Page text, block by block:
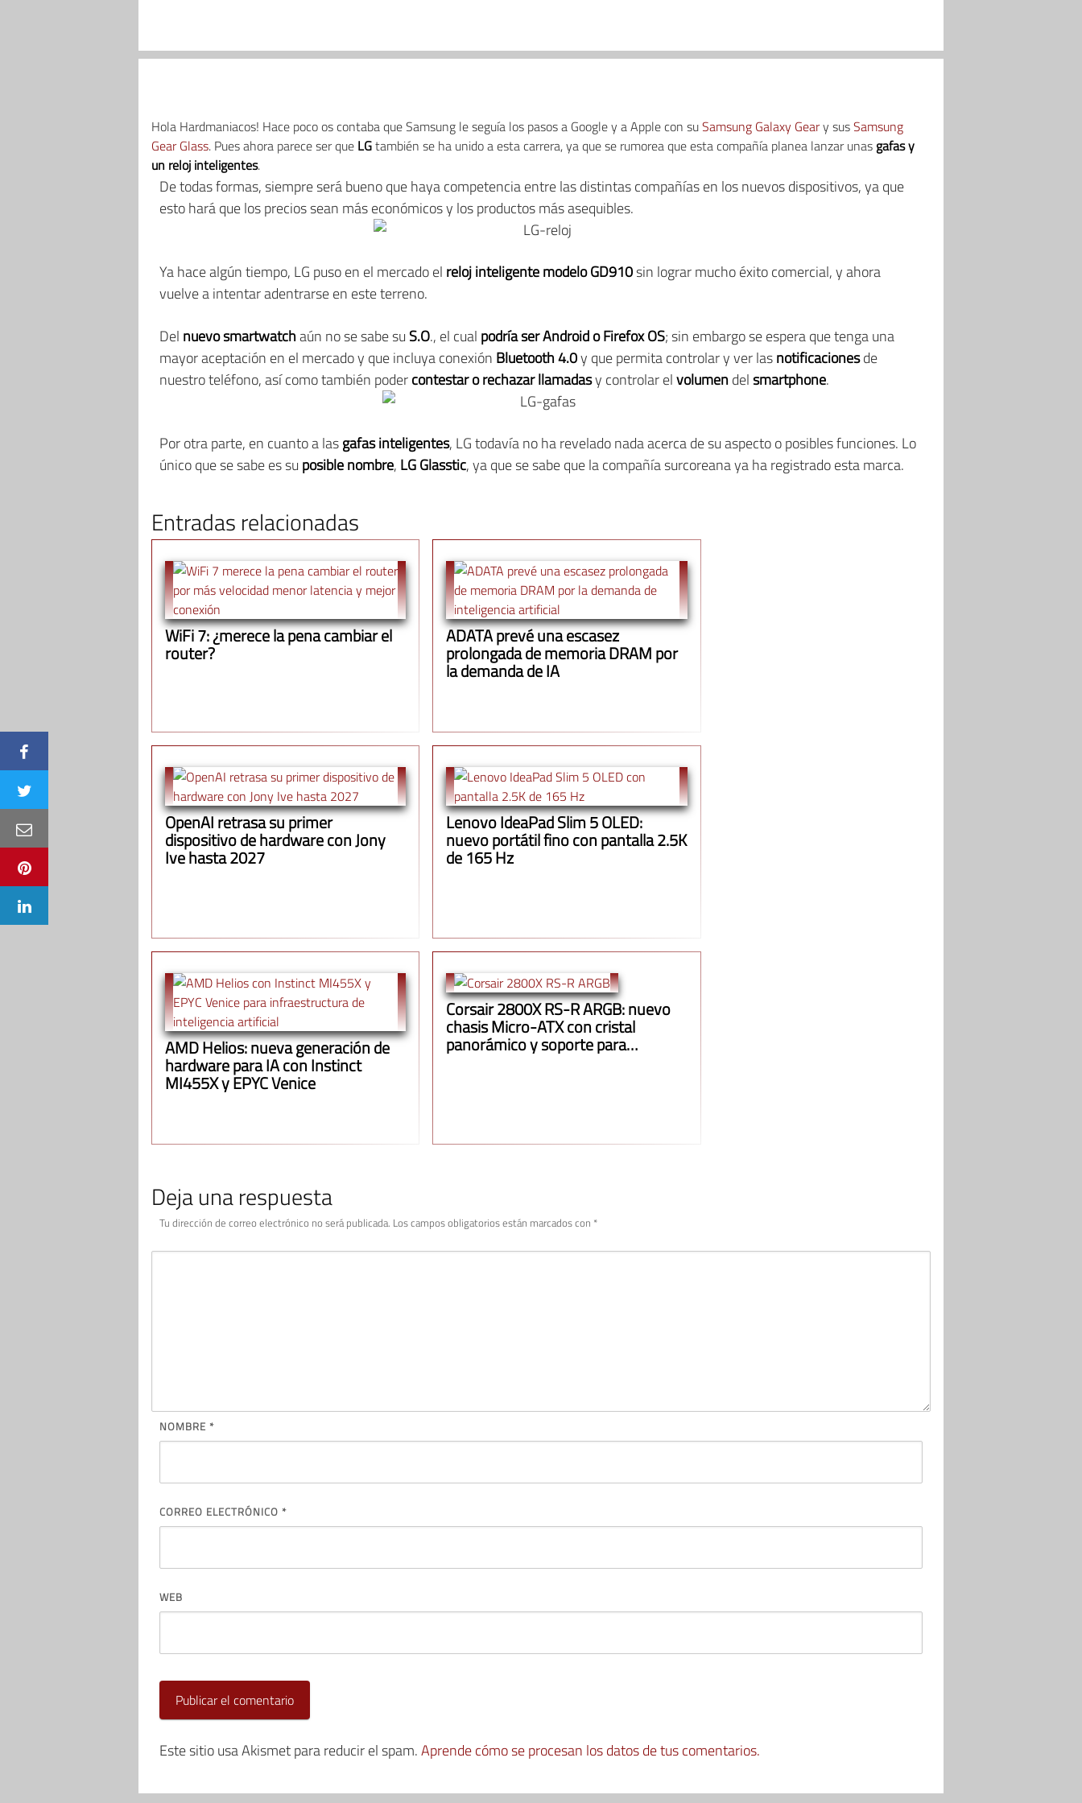
Hola Hardmaniacos! Hace poco os contaba que Samsung le seguía los pasos a Google y a Apple con suSamsung Galaxy Geary susSamsung
Gear Glass. Pues ahora parece ser que LGtambién se ha unido a esta carrera, ya que se rumorea que esta compañía planea lanzar unas gafas y
un reloj inteligentes.
De todas formas, siempre será bueno que haya competencia entre las distintas compañías en los nuevos dispositivos, ya que
esto hará que los precios sean más económicos y los productos más asequibles.
Ya hace algún tiempo, LG puso en el mercado el reloj inteligente modelo GD910sin lograr mucho éxito comercial, y ahora
vuelve a intentar adentrarse en este terreno.
Del nuevo smartwatchaún no se sabe su S.O., el cual podría ser Android o Firefox OS; sin embargo se espera que tenga una
mayor aceptación en el mercado y que incluya conexión Bluetooth 4.0y que permita controlar y ver lasnotificacionesde
nuestro teléfono, así como también podercontestar o rechazar llamadasy controlar elvolumendelsmartphone.
Por otra parte, en cuanto a lasgafas inteligentes, LG todavía no ha revelado nada acerca de su aspecto o posibles funciones. Lo
único que se sabe es su posible nombre, LG Glasstic, ya que se sabe que la compañía surcoreana ya ha registrado esta marca.
Entradas relacionadas
WiFi 7: ¿merece la pena cambiar el
router?
ADATA prevé una escasez
prolongada de memoria DRAM por
la demanda de IA
OpenAI retrasa su primer
dispositivo de hardware con Jony
Ive hasta 2027
Lenovo IdeaPad Slim 5 OLED:
nuevo portátil fino con pantalla 2.5K
de 165 Hz
AMD Helios: nueva generación de
hardware para IA con Instinct
MI455X y EPYC Venice
Corsair 2800X RS-R ARGB: nuevo
chasis Micro-ATX con cristal
panorámico y soporte para
Deja una respuesta
Tu dirección de correo electrónico no será publicada. Los campos obligatorios están marcados con *
NOMBRE *
CORREO ELECTRÓNICO *
WEB
Este sitio usa Akismet para reducir el spam.Aprende cómo se procesan los datos de tus comentarios.